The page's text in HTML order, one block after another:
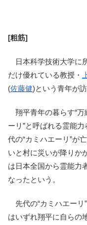
[粗筋]
日本科学技術大学に
だけ優れている教授・
(佐藤健)という青年が訪
翔平青年の暮らす“万
ーリ”と呼ばれる霊能
代の“カミハエーリ”が
いと村に災いが降りか
は日本全国から霊能力
なったという。
先代の“カミハエーリ
はいずれ翔平に自らの